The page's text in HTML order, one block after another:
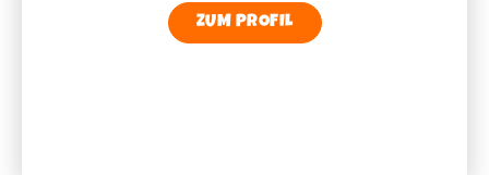
ZUM PROFIL